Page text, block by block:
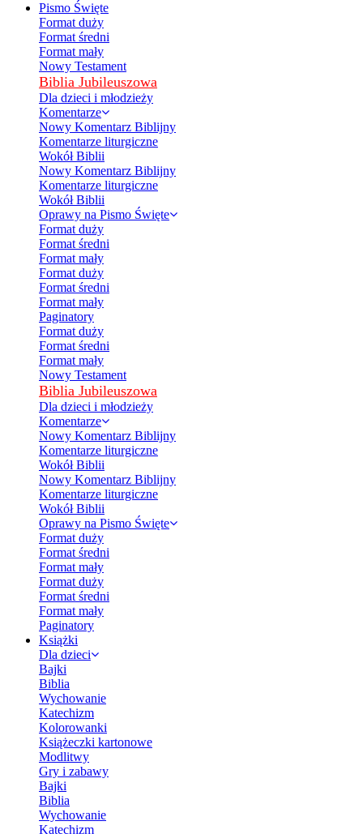
Pismo Święte
Format duży
Format średni
Format mały
Nowy Testament
Biblia Jubileuszowa
Dla dzieci i młodzieży
Komentarze
Nowy Komentarz Biblijny
Komentarze liturgiczne
Wokół Biblii
Nowy Komentarz Biblijny
Komentarze liturgiczne
Wokół Biblii
Oprawy na Pismo Święte
Format duży
Format średni
Format mały
Format duży
Format średni
Format mały
Paginatory
Format duży
Format średni
Format mały
Nowy Testament
Biblia Jubileuszowa
Dla dzieci i młodzieży
Komentarze
Nowy Komentarz Biblijny
Komentarze liturgiczne
Wokół Biblii
Nowy Komentarz Biblijny
Komentarze liturgiczne
Wokół Biblii
Oprawy na Pismo Święte
Format duży
Format średni
Format mały
Format duży
Format średni
Format mały
Paginatory
Książki
Dla dzieci
Bajki
Biblia
Wychowanie
Katechizm
Kolorowanki
Książeczki kartonowe
Modlitwy
Gry i zabawy
Bajki
Biblia
Wychowanie
Katechizm